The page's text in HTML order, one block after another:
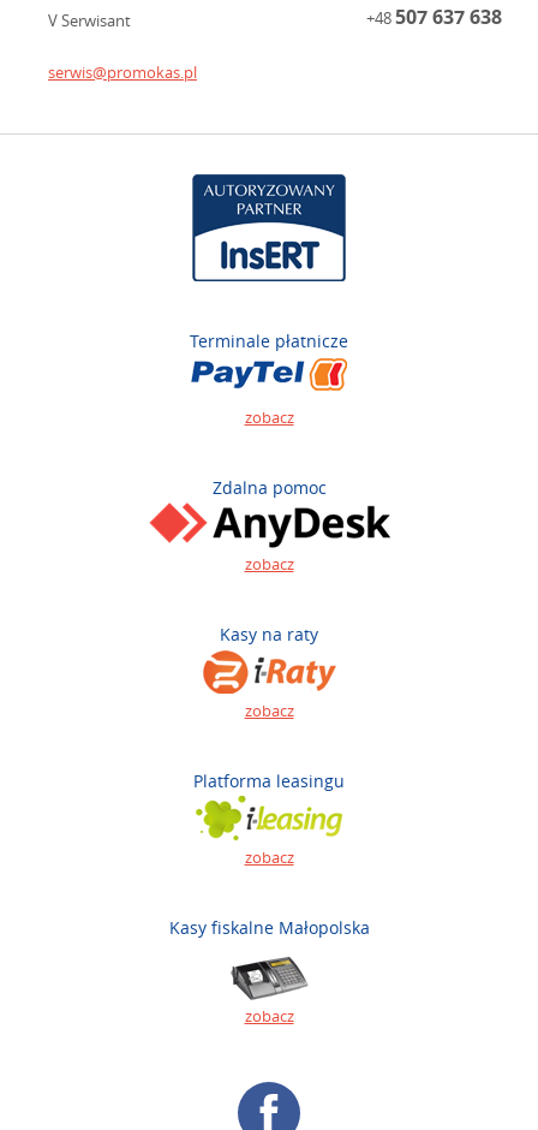
V Serwisant +48507 637 638
serwis@promokas.pl
Terminale płatnicze
zobacz
Zdalna pomoc
zobacz
Kasy na raty
zobacz
Platforma leasingu
zobacz
Kasy fiskalne Małopolska
zobacz